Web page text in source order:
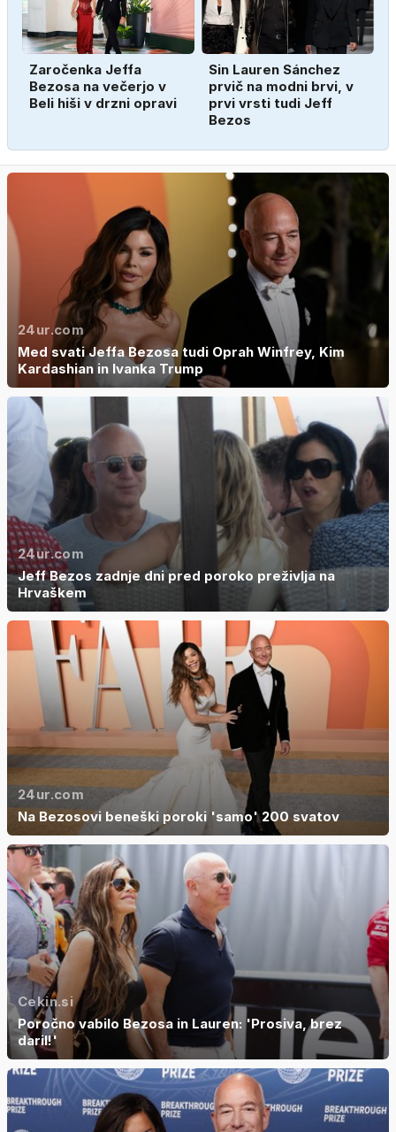
Zaročenka Jeffa
Bezosa na večerjo v
Beli hiši v drzni opravi
Sin Lauren Sánchez
prvič na modni brvi, v
prvi vrsti tudi Jeff
Bezos
24ur.com
Med svati Jeffa Bezosa tudi Oprah Winfrey, Kim
Kardashian in Ivanka Trump
24ur.com
Jeff Bezos zadnje dni pred poroko preživlja na
Hrvaškem
24ur.com
Na Bezosovi beneški poroki 'samo' 200 svatov
Cekin.si
Poročno vabilo Bezosa in Lauren: 'Prosiva, brez
daril!'